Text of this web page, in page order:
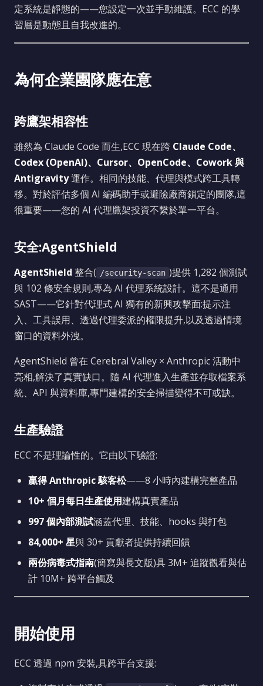
定系統是靜態的——您設定一次並手動維護。ECC 的學
習層是動態且自我改進的。
為何企業團隊應在意
跨鷹架相容性
雖然為 Claude Code 而生,ECC 現在跨 Claude Code、
Codex (OpenAI)、Cursor、OpenCode、Cowork 與
Antigravity運作。相同的技能、代理與模式跨工具轉
移。對於評估多個 AI 編碼助手或避險廠商鎖定的團隊,這
很重要——您的 AI 代理鷹架投資不繫於單一平台。
安全:AgentShield
AgentShield 整合( /security-scan )提供 1,282 個測試
與 102 條安全規則,專為 AI 代理系統設計。這不是通用
SAST——它針對代理式 AI 獨有的新興攻擊面:提示注
入、工具誤用、透過代理委派的權限提升,以及透過情境
窗口的資料外洩。
AgentShield 曾在 Cerebral Valley × Anthropic 活動中
亮相,解決了真實缺口。隨 AI 代理進入生產並存取檔案系
統、API 與資料庫,專門建構的安全掃描變得不可或缺。
生產驗證
ECC 不是理論性的。它由以下驗證:
贏得 Anthropic 駭客松——8 小時內建構完整產品
10+ 個月每日生產使用建構真實產品
997 個內部測試涵蓋代理、技能、hooks 與打包
84,000+ 星與 30+ 貢獻者提供持續回饋
兩份病毒式指南(簡寫與長文版)具 3M+ 追蹤觀看與估
計 10M+ 跨平台觸及
開始使用
ECC 透過 npm 安裝,具跨平台支援: